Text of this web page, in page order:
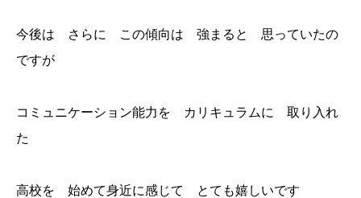
今後は さらに この傾向は 強まると 思っていたの
ですが
コミュニケーション能力を カリキュラムに 取り入れ
た
高校を 始めて身近に感じて とても嬉しいです